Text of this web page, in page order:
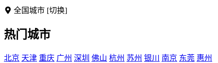
全国城市 [切换]
热门城市
北京 天津 重庆 广州 深圳 佛山 杭州 苏州 银川 南京 东莞 惠州